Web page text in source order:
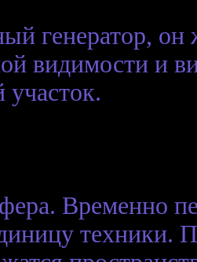
генератор, он
видимости и
Временно
техники.